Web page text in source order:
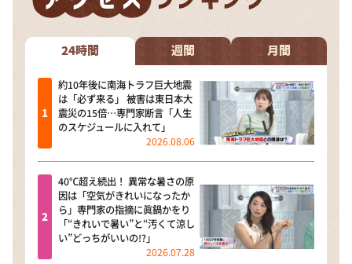
24時間 週間 月間
約10年後に南海トラフ巨大地震
は「必ず来る」 被害は東日本大
震災の15倍…専門家断言「人生
のスケジュールに入れて」
2026.08.06
40℃超え続出！ 異常な暑さの原
因は「空気がきれいになったか
ら」専門家の指摘に眞鍋かをり
「“きれいで暑い”と“汚くて涼し
い”どっちがいいの!?」
2026.07.28